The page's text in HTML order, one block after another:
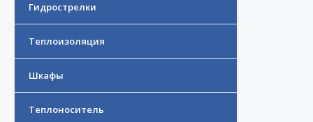
Гидрострелки
Теплоизоляция
Шкафы
Теплоноситель